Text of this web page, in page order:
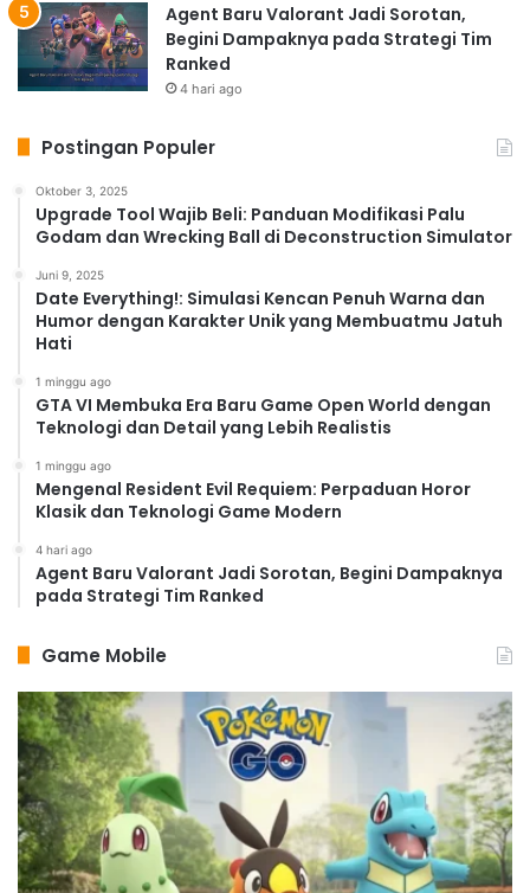
Agent Baru Valorant Jadi Sorotan,
Begini Dampaknya pada Strategi Tim
Ranked
4 hari ago
Postingan Populer
Oktober 3, 2025
Upgrade Tool Wajib Beli: Panduan Modifikasi Palu
Godam dan Wrecking Ball di Deconstruction Simulator
Juni 9, 2025
Date Everything!: Simulasi Kencan Penuh Warna dan
Humor dengan Karakter Unik yang Membuatmu Jatuh
Hati
1 minggu ago
GTA VI Membuka Era Baru Game Open World dengan
Teknologi dan Detail yang Lebih Realistis
1 minggu ago
Mengenal Resident Evil Requiem: Perpaduan Horor
Klasik dan Teknologi Game Modern
4 hari ago
Agent Baru Valorant Jadi Sorotan, Begini Dampaknya
pada Strategi Tim Ranked
Game Mobile